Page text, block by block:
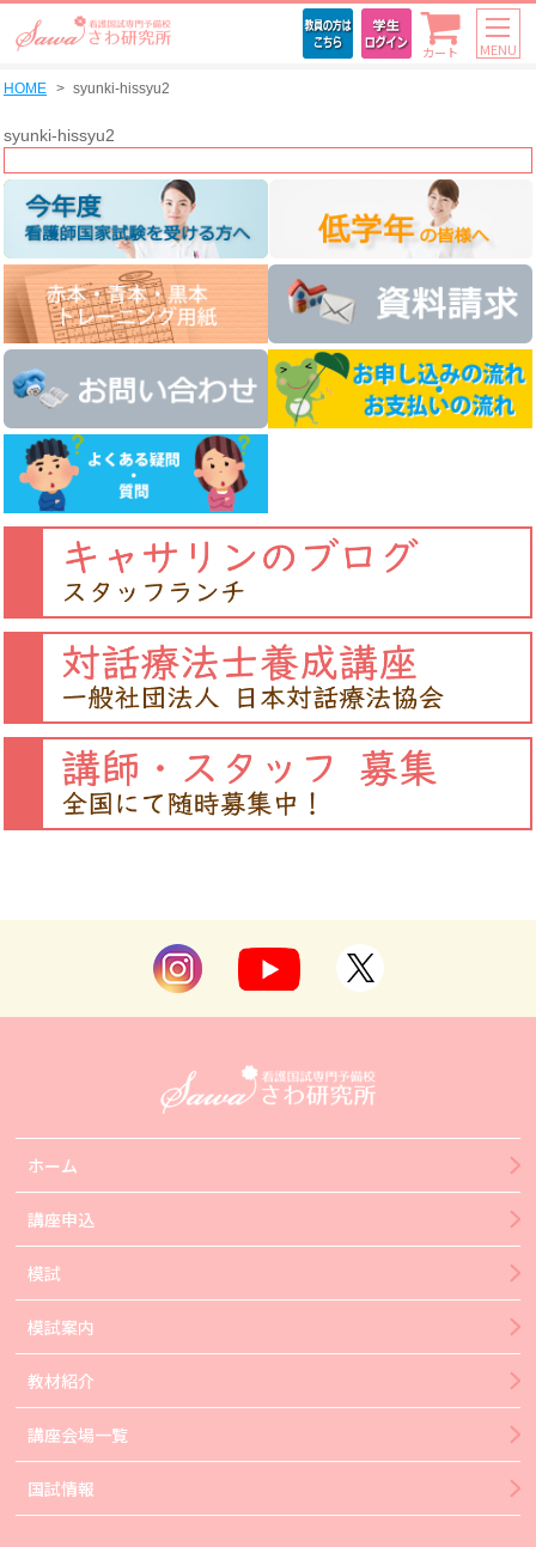
カート MENU
HOME syunki-hissyu2
syunki-hissyu2
ホーム
講座申込
模試
模試案内
教材紹介
講座会場一覧
国試情報